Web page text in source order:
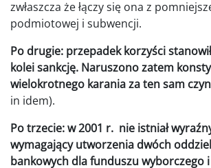
zwłaszcza że łączy się ona z
podmiotowej i subwencji.
Po drugie: przepadek korzyści
kolei sankcję. Naruszono zatem
wielokrotnego karania za ten sam czyn
in idem).
Po trzecie: w 2001 r. nie istniał
wymagający utworzenia dwóch
bankowych dla funduszu wyborczego